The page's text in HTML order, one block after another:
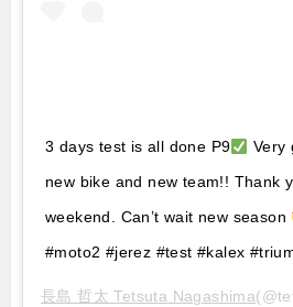
3 days test is all done P9
Very
new bike and new team!! Thank
weekend. Can’t wait new season
#moto2 #jerez #test #kalex
長島 哲太 Tetsuta Nagashima